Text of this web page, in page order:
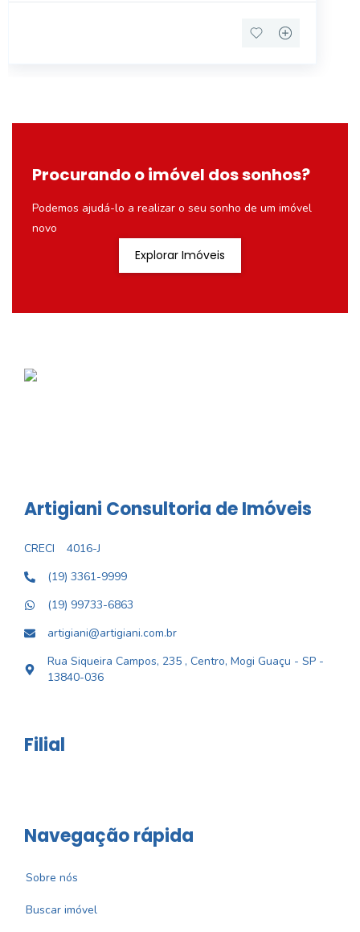
Procurando o imóvel dos sonhos?
Podemos ajudá-lo a realizar o seu sonho de um imóvel
novo
Explorar Imóveis
Artigiani Consultoria de Imóveis
CRECI
4016-J
(19) 3361-9999
(19) 99733-6863
artigiani@artigiani.com.br
Rua Siqueira Campos, 235 , Centro, Mogi Guaçu - SP -
13840-036
Filial
Navegação rápida
Sobre nós
Buscar imóvel